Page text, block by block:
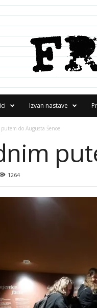
Izvan nastave
do Augusta Šenoe
1264